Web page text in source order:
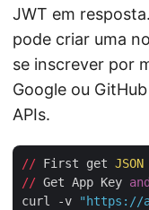
JWT em
pode criar uma no
se inscrever por
Google ou
APIs.
// First get JSON
// Get App Key and
curl -v
"https://